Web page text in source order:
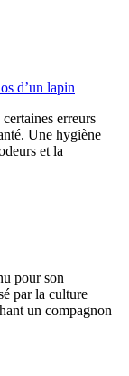
d’un lapin
erreurs
Une hygiène
et la
pour son
par la culture
un compagnon